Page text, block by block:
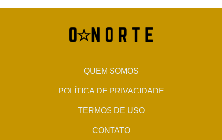
QUEM SOMOS
POLÍTICA DE PRIVACIDADE
TERMOS DE USO
CONTATO